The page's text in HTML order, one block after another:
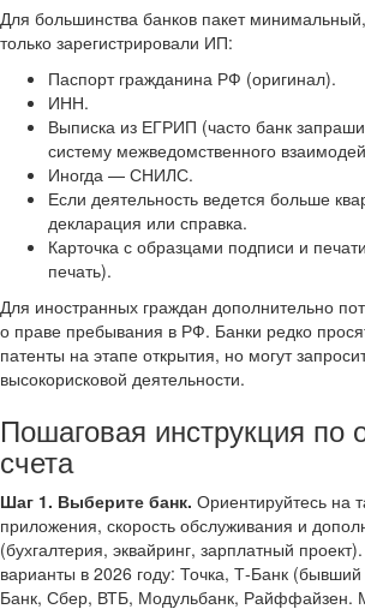
Для большинства банков пакет
только зарегистрировали ИП:
Паспорт гражданина РФ (оригинал).
ИНН.
Выписка из ЕГРИП (часто банк
систему межведомственного
Иногда — СНИЛС.
Если деятельность ведется больше
декларация или справка.
Карточка с образцами подписи и
печать).
Для иностранных граждан дополнительно
о праве пребывания в РФ. Банки редко
патенты на этапе открытия, но могут
высокорисковой деятельности.
Пошаговая инструкция по
счета
Шаг 1. Выберите банк. Ориентируйтесь на
приложения, скорость обслуживания и
(бухгалтерия, эквайринг, зарплатный
варианты в 2026 году: Точка, Т-Банк
Банк, Сбер, ВТБ, Модульбанк, Райффайзен.